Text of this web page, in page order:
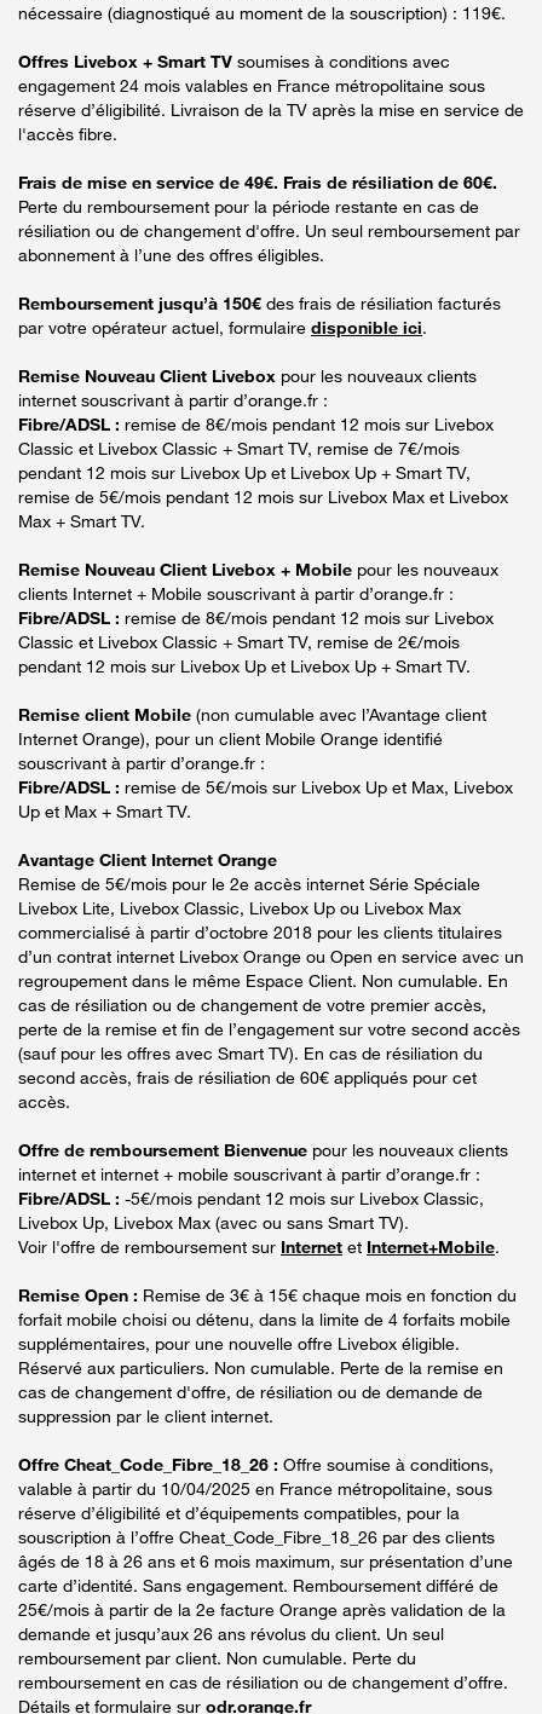
nécessaire (diagnostiqué au moment de la souscription) : 119€.
Offres Livebox + Smart TV soumises à conditions avec
engagement 24 mois valables en France métropolitaine sous
réserve d’éligibilité. Livraison de la TV après la mise en service de
l'accès fibre.
Frais de mise en service de 49€. Frais de résiliation de 60€.
Perte du remboursement pour la période restante en cas de
résiliation ou de changement d'offre. Un seul remboursement par
abonnement à l’une des offres éligibles.
Remboursement jusqu’à 150€ des frais de résiliation facturés
par votre opérateur actuel, formulaire disponible ici.
Remise Nouveau Client Livebox pour les nouveaux clients
internet souscrivant à partir d’orange.fr :
Fibre/ADSL : remise de 8€/mois pendant 12 mois sur Livebox
Classic et Livebox Classic + Smart TV, remise de 7€/mois
pendant 12 mois sur Livebox Up et Livebox Up + Smart TV,
remise de 5€/mois pendant 12 mois sur Livebox Max et Livebox
Max + Smart TV.
Remise Nouveau Client Livebox + Mobile pour les nouveaux
clients Internet + Mobile souscrivant à partir d’orange.fr :
Fibre/ADSL : remise de 8€/mois pendant 12 mois sur Livebox
Classic et Livebox Classic + Smart TV, remise de 2€/mois
pendant 12 mois sur Livebox Up et Livebox Up + Smart TV.
Remise client Mobile (non cumulable avec l’Avantage client
Internet Orange), pour un client Mobile Orange identifié
souscrivant à partir d’orange.fr :
Fibre/ADSL : remise de 5€/mois sur Livebox Up et Max, Livebox
Up et Max + Smart TV.
Avantage Client Internet Orange
Remise de 5€/mois pour le 2e accès internet Série Spéciale
Livebox Lite, Livebox Classic, Livebox Up ou Livebox Max
commercialisé à partir d’octobre 2018 pour les clients titulaires
d’un contrat internet Livebox Orange ou Open en service avec un
regroupement dans le même Espace Client. Non cumulable. En
cas de résiliation ou de changement de votre premier accès,
perte de la remise et fin de l’engagement sur votre second accès
(sauf pour les offres avec Smart TV). En cas de résiliation du
second accès, frais de résiliation de 60€ appliqués pour cet
accès.
Offre de remboursement Bienvenue pour les nouveaux clients
internet et internet + mobile souscrivant à partir d’orange.fr :
Fibre/ADSL : -5€/mois pendant 12 mois sur Livebox Classic,
Livebox Up, Livebox Max (avec ou sans Smart TV).
Voir l'offre de remboursement sur Internet et Internet+Mobile.
Remise Open : Remise de 3€ à 15€ chaque mois en fonction du
forfait mobile choisi ou détenu, dans la limite de 4 forfaits mobile
supplémentaires, pour une nouvelle offre Livebox éligible.
Réservé aux particuliers. Non cumulable. Perte de la remise en
cas de changement d'offre, de résiliation ou de demande de
suppression par le client internet.
Offre Cheat_Code_Fibre_18_26 : Offre soumise à conditions,
valable à partir du 10/04/2025 en France métropolitaine, sous
réserve d’éligibilité et d’équipements compatibles, pour la
souscription à l’offre Cheat_Code_Fibre_18_26 par des clients
âgés de 18 à 26 ans et 6 mois maximum, sur présentation d’une
carte d’identité. Sans engagement. Remboursement différé de
25€/mois à partir de la 2e facture Orange après validation de la
demande et jusqu’aux 26 ans révolus du client. Un seul
remboursement par client. Non cumulable. Perte du
remboursement en cas de résiliation ou de changement d’offre.
Détails et formulaire sur odr.orange.fr